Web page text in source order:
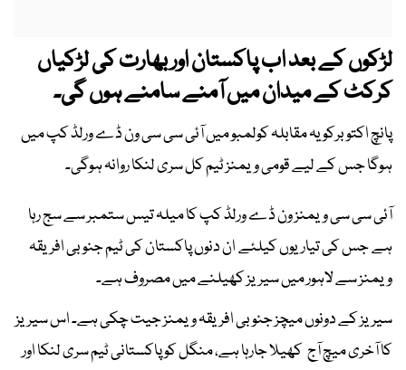
لڑکوں کے بعد اب پاکستان اور بھارت کی لڑکیاں
کرکٹ کے میدان میں آمنے سامنے ہوں گی۔
پانچ اکتوبرکو یہ مقابلہ کولمبو میں آئی سی سی ون ڈے ورلڈ کپ میں
ہوگا جس کے لیے قومی ویمنز ٹیم کل سری لنکا روانہ ہوگی۔
آئی سی سی ویمنز ون ڈے ورلڈ کپ کا میلہ تیس ستمبر سے سج رہا
ہے جس کی تیاریوں کیلئے ان دنوں پاکستان کی ٹیم جنوبی افریقہ
ویمنز سے لاہور میں سیریز کھیلنے میں مصروف ہے۔
سیریز کے دونوں میچز جنوبی افریقہ ویمنز جیت چکی ہے۔ اس سیریز
کا آخری میچ آج کھیلا جارہا ہے، منگل کو پاکستانی ٹیم سری لنکا اور